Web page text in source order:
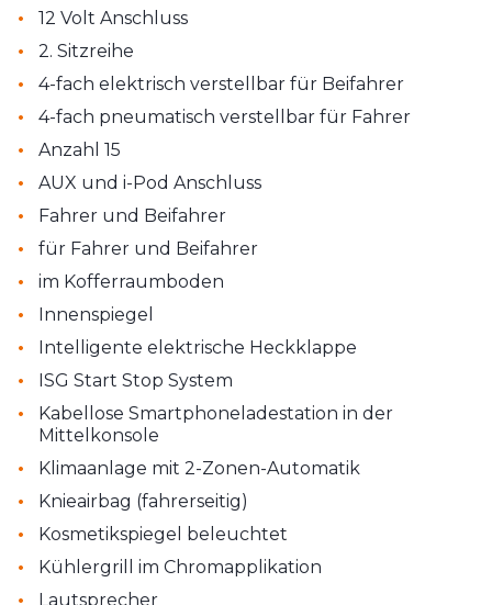
• 12 Volt Anschluss
• 2. Sitzreihe
• 4-fach elektrisch verstellbar für Beifahrer
• 4-fach pneumatisch verstellbar für Fahrer
• Anzahl 15
• AUX und i-Pod Anschluss
• Fahrer und Beifahrer
• für Fahrer und Beifahrer
• im Kofferraumboden
• Innenspiegel
• Intelligente elektrische Heckklappe
• ISG Start Stop System
•
Kabellose Smartphoneladestation in der
Mittelkonsole
• Klimaanlage mit 2-Zonen-Automatik
• Knieairbag (fahrerseitig)
• Kosmetikspiegel beleuchtet
• Kühlergrill im Chromapplikation
Lautsprecher